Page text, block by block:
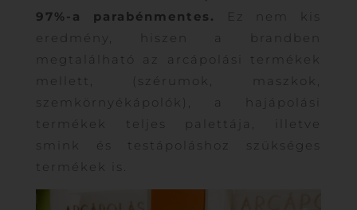
97%-a parabénmentes.
Ez nem kis
eredmény, hiszen a brandben
megtalálható az arcápolási termékek
mellett, (szérumok, maszkok,
szemkörnyékápolók), a hajápolási
termékek teljes palettája, illetve
smink és testápoláshoz szükséges
termékek is.